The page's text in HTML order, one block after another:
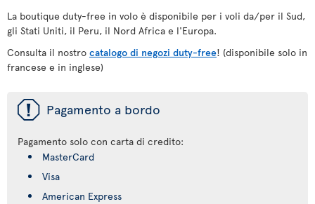
La boutique duty-free in volo è disponibile per i voli da/per il Sud,
gli Stati Uniti, il Peru, il Nord Africa e l'Europa.
Consulta il nostro catalogo di negozi duty-free! (disponibile solo in
francese e in inglese)
ü Pagamento a bordo
Pagamento solo con carta di credito:
MasterCard
Visa
American Express